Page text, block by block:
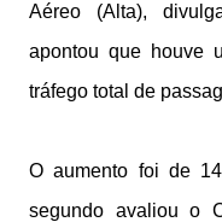
Aéreo (Alta),
apontou que houve
tráfego total de
O aumento foi de
segundo avaliou o